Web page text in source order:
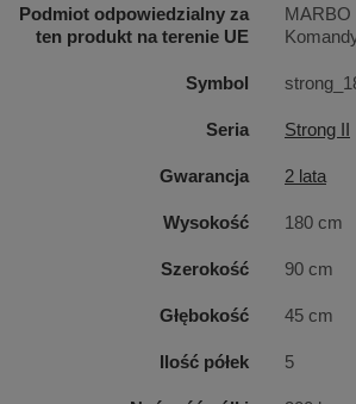
płyta MDF
użyta na półki
spokojnie może być wykorzystana w
hurtowniach jako punkt ekspozycyjny
Podmiot odpowiedzialny za
ten produkt na terenie UE
MARBO
Symbol
Seria Strong II
Gwarancja 2 lata
Wysokość 180 cm
Szerokość 90 cm
Głębokość 45 cm
Ilość półek 5